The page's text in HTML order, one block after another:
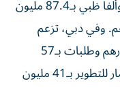
وأبوظبي الإسلامي بـ142 مليون درهم وألفا ظبي بـ87.4 مليون
بـ70.35 مليون درهم. وفي دبي، تزعم
التداولات إعمار العقارية بـ150 مليون درهم وطلبات بـ57
مليون درهم ودو بـ46 مليون درهم وإعمار للتطوير بـ41 مليون